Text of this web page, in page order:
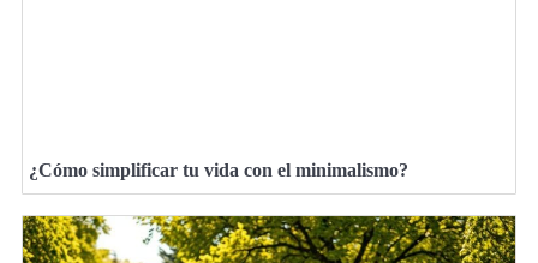
¿Cómo simplificar tu vida con el minimalismo?